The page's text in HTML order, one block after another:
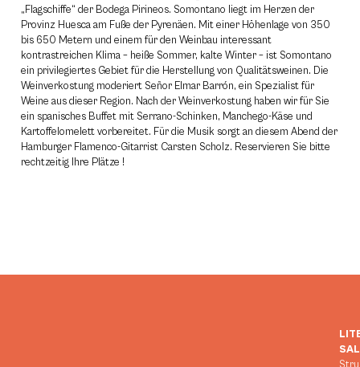
„Flagschiffe“ der Bodega Pirineos. Somontano liegt im Herzen der
Provinz Huesca am Fuße der Pyrenäen. Mit einer Höhenlage von 350
bis 650 Metern und einem für den Weinbau interessant
kontrastreichen Klima – heiße Sommer, kalte Winter – ist Somontano
ein privilegiertes Gebiet für die Herstellung von Qualitätsweinen. Die
Weinverkostung moderiert Señor Elmar Barrón, ein Spezialist für
Weine aus dieser Region. Nach der Weinverkostung haben wir für Sie
ein spanisches Buffet mit Serrano-Schinken, Manchego-Käse und
Kartoffelomelett vorbereitet. Für die Musik sorgt an diesem Abend der
Hamburger Flamenco-Gitarrist Carsten Scholz. Reservieren Sie bitte
rechtzeitig Ihre Plätze !